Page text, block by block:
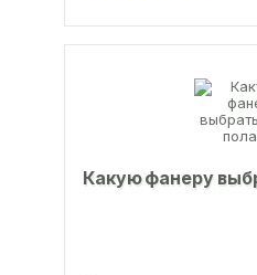
Какую фанеру